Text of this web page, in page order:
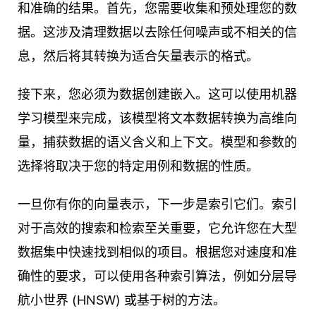
和准确的结果。首先，您需要收集和预处理您的数
据。这涉及清理数据以去除任何噪声或不相关的信
息，然后将其转换为适合矢量表示的格式。
接下来，您必须为数据创建嵌入。这可以使用机器
学习模型来完成，该模型将文本数据转换为高维向
量，捕获数据的语义含义和上下文。模型和参数的
选择将取决于您的特定用例和数据的性质。
一旦你有你的向量表示，下一步是索引它们。索引
对于高效的搜索和检索至关重要，它允许您在大型
数据集中快速找到相似的项目。根据您对速度和准
确性的要求，可以使用各种索引算法，例如分层导
航小世界 (HNSW) 或基于树的方法。